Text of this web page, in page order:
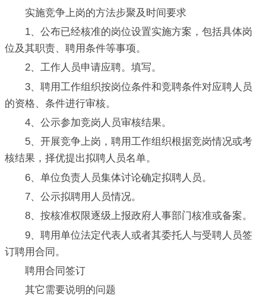
实施竞争上岗的方法步聚及时间要求
1、公布已经核准的岗位设置实施方案，包括具体岗
位及其职责、聘用条件等事项。
2、工作人员申请应聘。填写。
3、聘用工作组织按岗位条件和竞聘条件对应聘人员
的资格、条件进行审核。
4、公示参加竞岗人员审核结果。
5、开展竞争上岗，聘用工作组织根据竞岗情况或考
核结果，择优提出拟聘人员名单。
6、单位负责人员集体讨论确定拟聘人员。
7、公示拟聘用人员情况。
8、按核准权限逐级上报政府人事部门核准或备案。
9、聘用单位法定代表人或者其委托人与受聘人员签
订聘用合同。
聘用合同签订
其它需要说明的问题